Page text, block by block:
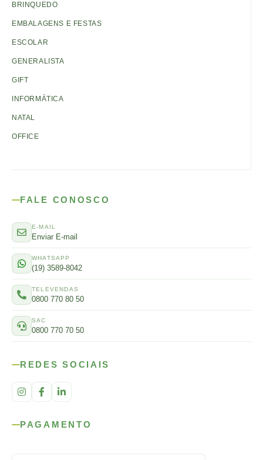
BRINQUEDO
EMBALAGENS E FESTAS
ESCOLAR
GENERALISTA
GIFT
INFORMÁTICA
NATAL
OFFICE
FALE CONOSCO
E-MAIL
Enviar E-mail
WHATSAPP
(19) 3589-8042
TELEVENDAS
0800 770 80 50
SAC
0800 770 70 50
REDES SOCIAIS
PAGAMENTO